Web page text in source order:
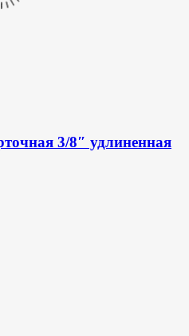
3/8″ удлиненная